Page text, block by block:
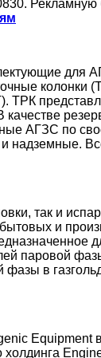
для
колонки
ТРК
АГЗС по
надземные.
так и
и
паровой
фазы в
Equipment
холдинга